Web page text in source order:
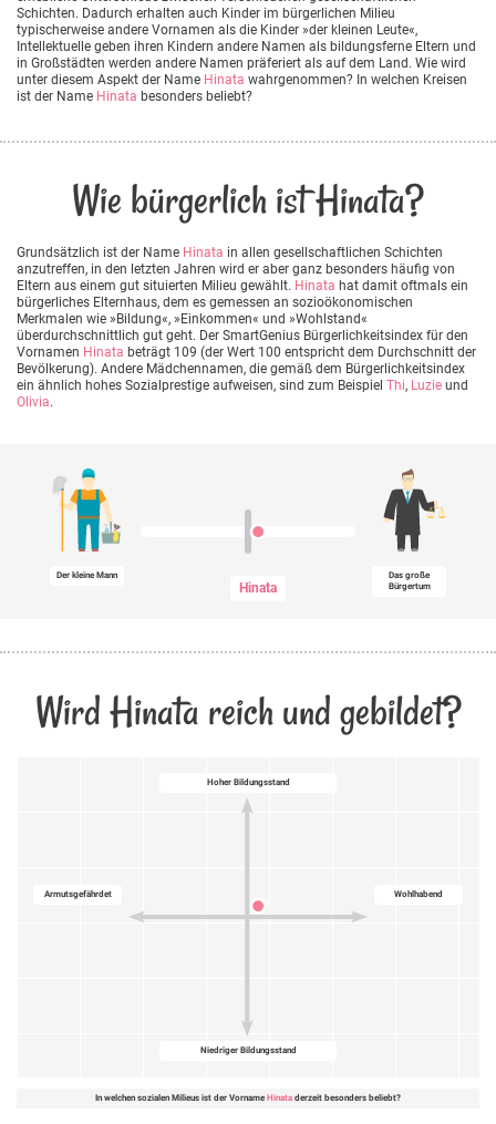
Schichten. Dadurch erhalten auch Kinder im bürgerlichen Milieu
typischerweise andere Vornamen als die Kinder »der kleinen Leute«,
Intellektuelle geben ihren Kindern andere Namen als bildungsferne Eltern und
in Großstädten werden andere Namen präferiert als auf dem Land. Wie wird
unter diesem Aspekt der Name Hinata wahrgenommen? In welchen Kreisen
ist der Name Hinata besonders beliebt?
Wie bürgerlich ist Hinata?
Grundsätzlich ist der Name Hinata in allen gesellschaftlichen Schichten
anzutreffen, in den letzten Jahren wird er aber ganz besonders häufig von
Eltern aus einem gut situierten Milieu gewählt. Hinata hat damit oftmals ein
bürgerliches Elternhaus, dem es gemessen an sozioökonomischen
Merkmalen wie »Bildung«, »Einkommen« und »Wohlstand«
überdurchschnittlich gut geht. Der SmartGenius Bürgerlichkeitsindex für den
Vornamen Hinata beträgt 109 (der Wert 100 entspricht dem Durchschnitt der
Bevölkerung). Andere Mädchennamen, die gemäß dem Bürgerlichkeitsindex
ein ähnlich hohes Sozialprestige aufweisen, sind zum Beispiel Thi, Luzie und
Olivia.
Der kleine Mann
Hinata
Das große
Bürgertum
Wird Hinata reich und gebildet?
Hoher Bildungsstand
Wohlhabend
Niedriger Bildungsstand
Armutsgefährdet
In welchen sozialen Milieus ist der Vorname Hinata derzeit besonders beliebt?